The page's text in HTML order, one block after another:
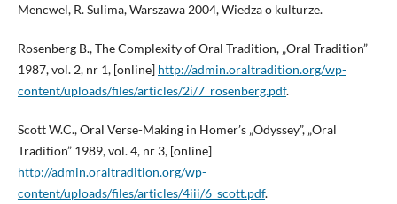
Mencwel, R. Sulima, Warszawa 2004, Wiedza o kulturze.
Rosenberg B., The Complexity of Oral Tradition, „Oral Tradition”
1987, vol. 2, nr 1, [online] http://admin.oraltradition.org/wp-
content/uploads/files/articles/2i/7_rosenberg.pdf.
Scott W.C., Oral Verse-Making in Homer’s „Odyssey”, „Oral
Tradition” 1989, vol. 4, nr 3, [online]
http://admin.oraltradition.org/wp-
content/uploads/files/articles/4iii/6_scott.pdf.